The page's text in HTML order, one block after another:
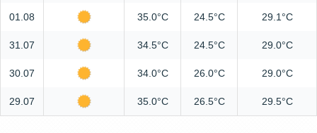
01.08 35.0°C 24.5°C 29.1°C
31.07 34.5°C 24.5°C 29.0°C
30.07 34.0°C 26.0°C 29.0°C
29.07 35.0°C 26.5°C 29.5°C